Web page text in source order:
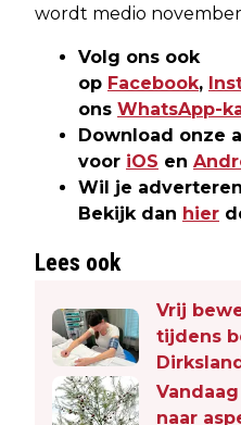
wordt medio
Volg ons ook
op Facebook,
ons WhatsApp-
Download onze
voor iOS en
Wil je
Bekijk dan hier
Lees ook
Vrij
tijdens
Dirksland
naar